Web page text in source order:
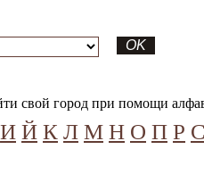
свой город при помощи
И Й К Л М Н О П Р С